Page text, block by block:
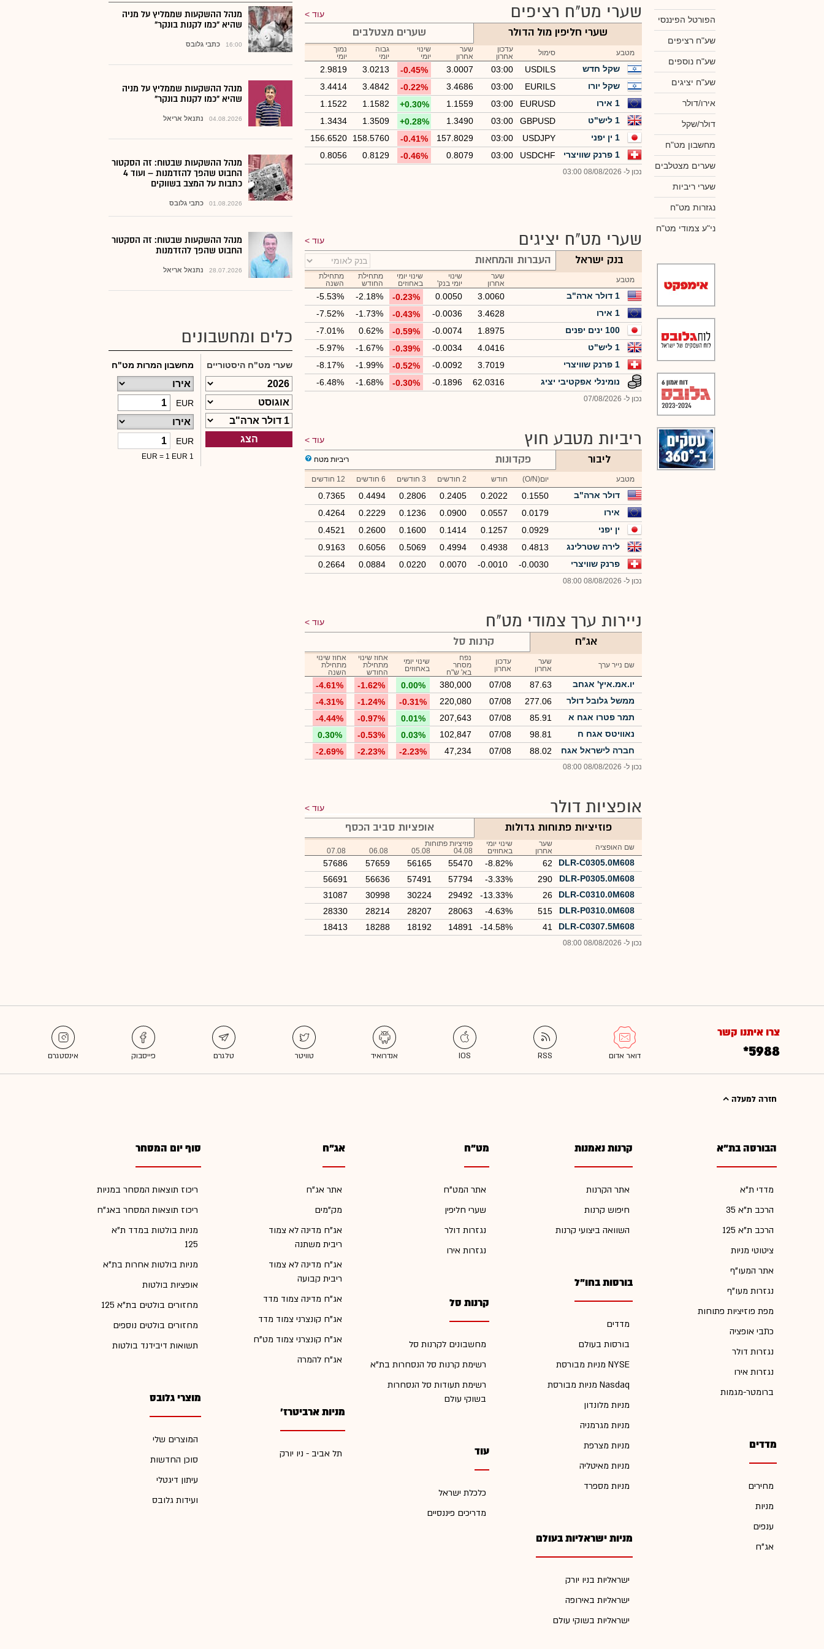
הפורטל הפיננסי
שע"ח רציפים
שע"ח נוספים
שע"ח יציגים
אירו/דולר
דולר/שקל
מחשבון מט"ח
שערים מצטלבים
שערי ריביות
נגזרות מט"ח
ני"ע צמודי מט"ח
שערי מט"ח רציפים עוד
שערי חליפין מול הדולר שערים מצטלבים
מטבע סימול
עדכון
אחרון
שער
אחרון
שינוי
יומי
גבוה
יומי
נמוך
יומי
שקל חדש USDILS
03:00
3.0007
-0.45%
3.0213
2.9819
שקל יורו
EURILS
03:00
3.4686
-0.22%
3.4842
3.4414
1 אירו
EURUSD
03:00
1.1559
+0.30%
1.1582
1.1522
1 ליש"ט
GBPUSD
03:00
1.3490
+0.28%
1.3509
1.3434
1 ין יפני
USDJPY
03:00
157.8029
-0.41%
158.5760
156.6520
1 פרנק שוויצרי
USDCHF
03:00
0.8079
-0.46%
0.8129
0.8056
נכון ל- 08/08/2026 03:00
שערי מט"ח יציגים עוד
בנק ישראל העברות והמחאות
מטבע
שער
אחרון
שינוי
יומי בנק'
שינוי יומי
באחוזים
מתחילת
החודש
מתחילת
השנה
1 דולר ארה"ב 3.0060
0.0050
-0.23%
-2.18%
-5.53%
1 אירו
3.4628
-0.0036
-0.43%
-1.73%
-7.52%
100 ינים יפנים
1.8975
-0.0074
-0.59%
0.62%
-7.01%
1 ליש"ט
4.0416
-0.0034
-0.39%
-1.67%
-5.97%
1 פרנק שוויצרי
3.7019
-0.0092
-0.52%
-1.99%
-8.17%
נומינלי אפקטיבי יציג
62.0316
-0.1896
-0.30%
-1.68%
-6.48%
נכון ל- 07/08/2026
ריביות מטבע חוץ עוד
ליבור פקדונות ריביות מטח
מטבע יום(O/N) חודש 2 חודשים 3 חודשים 6 חודשים 12 חודשים
דולר ארה"ב 0.1550
0.2022
0.2405
0.2806
0.4494
0.7365
אירו
0.0179
0.0557
0.0900
0.1236
0.2229
0.4264
ין יפני
0.0929
0.1257
0.1414
0.1600
0.2600
0.4521
לירה שטרלינג
0.4813
0.4938
0.4994
0.5069
0.6056
0.9163
פרנק שוויצרי
-0.0030
-0.0010
0.0070
0.0220
0.0884
0.2664
נכון ל- 08/08/2026 08:00
ניירות ערך צמודי מט"ח עוד
אג"ח קרנות סל
שם נייר ערך
שער
אחרון
עדכון
אחרון
נפח
מסחר
בא' ש"ח
שינוי יומי
באחוזים
אחוז שינוי
מתחילת
החודש
אחוז שינוי
מתחילת
השנה
יו.אמ.איץ' אגחב 87.63
07/08
380,000
0.00%
-1.62%
-4.61%
ממשל גלובל דולר
07/30
277.06
07/08
220,080
-0.31%
-1.24%
-4.31%
תמר פטרו אגח א
85.91
07/08
207,643
0.01%
-0.97%
-4.44%
נאוויטס אגח ח
98.81
07/08
102,847
0.03%
-0.53%
0.30%
חברה לישראל אגח
13
88.02
07/08
47,234
-2.23%
-2.23%
-2.69%
נכון ל- 08/08/2026 08:00
אופציות דולר עוד
פוזיציות פתוחות גדולות אופציות סביב הכסף
שם האופציה
שער
אחרון
שינוי יומי
באחוזים
פוזיציות פתוחות
04.08
05.08
06.08
07.08
DLR-C0305.0M608
62
-8.82%
55470
56165
57659
57686
DLR-P0305.0M608
290
-3.33%
57794
57491
56636
56691
DLR-C0310.0M608
26
-13.33%
29492
30224
30998
31087
DLR-P0310.0M608
515
-4.63%
28063
28207
28214
28330
DLR-C0307.5M608
41
-14.58%
14891
18192
18288
18413
נכון ל- 08/08/2026 08:00
מנהל ההשקעות שממליץ על מניה
שהיא "כמו לקנות בונקר"
16:00 כתבי גלובס
מנהל ההשקעות שממליץ על מניה
שהיא "כמו לקנות בונקר"
04.08.2026 נתנאל אריאל
מנהל ההשקעות שבטוח: זה הסקטור
החבוט שהפך להזדמנות – ועוד 4
כתבות על המצב בשווקים
01.08.2026 כתבי גלובס
מנהל ההשקעות שבטוח: זה הסקטור
החבוט שהפך להזדמנות
28.07.2026 נתנאל אריאל
כלים ומחשבונים
שערי מט"ח היסטוריים
הצג
צרו איתנו קשר
*5988
חזרה למעלה
הבורסה בת"א
מדדי ת"א
הרכב ת"א 35
הרכב ת"א 125
ציטוטי מניות
אתר המעו"ף
נגזרות מעו"ף
מפת פוזיציות פתוחות
כתבי אופציה
נגזרות דולר
נגזרות אירו
ברומטר-מגמות
מדדים
מחירים
מניות
ענפים
אג"ח
קרנות נאמנות
אתר הקרנות
חיפוש קרנות
השוואה ביצועי קרנות
בורסות בחו"ל
מדדים
בורסות בעולם
מניות מבורסת NYSE
מניות מבורסת Nasdaq
מניות מלונדון
מניות מגרמניה
מניות מצרפת
מניות מאיטליה
מניות מספרד
מניות ישראליות בעולם
ישראליות בניו יורק
ישראליות באירופה
ישראליות בשוקי עולם
מט"ח
אתר המט"ח
שערי חליפין
נגזרות דולר
נגזרות אירו
קרנות סל
מחשבונים לקרנות סל
רשימת קרנות סל הנסחרות בת"א
רשימת תעודות סל הנסחרות
בשוקי עולם
עוד
כלכלת ישראל
מדריכים פיננסיים
אג"ח
אתר אג"ח
מק"מים
אג"ח מדינה לא צמוד
ריבית משתנה
אג"ח מדינה לא צמוד
ריבית קבועה
אג"ח מדינה צמוד מדד
אג"ח קונצרני צמוד מדד
אג"ח קונצרני צמוד מט"ח
אג"ח להמרה
מניות ארביטרז'
תל אביב - ניו יורק
סוף יום המסחר
ריכוז תוצאות המסחר במניות
ריכוז תוצאות המסחר באג"ח
מניות בולטות במדד ת"א
125
מניות בולטות אחרות בת"א
אופציות בולטות
מחזורים בולטים בת"א 125
מחזורים בולטים נוספים
תשואות דיבידנד בולטות
מוצרי גלובס
המוצרים שלי
סוכן החדשות
עיתון דיגטלי
ועידות גלובס